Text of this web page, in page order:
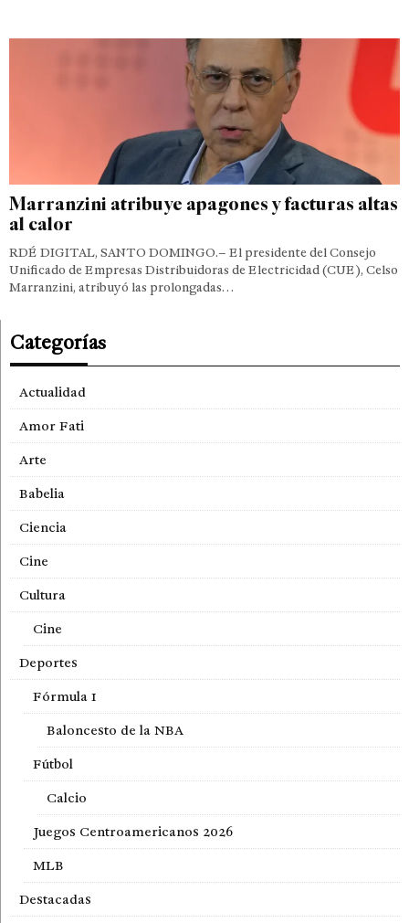
Marranzini atribuye apagones y facturas altas
al calor
RDÉ DIGITAL, SANTO DOMINGO.– El presidente del Consejo
Unificado de Empresas Distribuidoras de Electricidad (CUE), Celso
Marranzini, atribuyó las prolongadas…
Categorías
Actualidad
Amor Fati
Arte
Babelia
Ciencia
Cine
Cultura
Cine
Deportes
Fórmula 1
Baloncesto de la NBA
Fútbol
Calcio
Juegos Centroamericanos 2026
MLB
Destacadas